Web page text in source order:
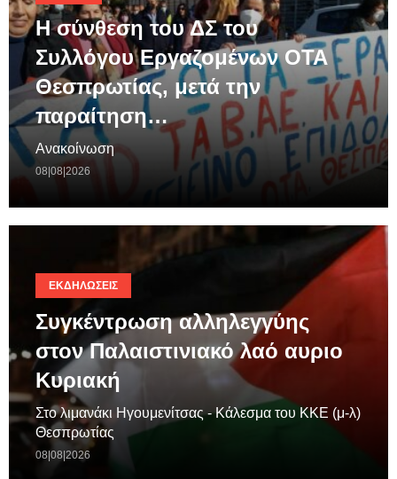
Η σύνθεση του ΔΣ του
Συλλόγου Εργαζομένων ΟΤΑ
Θεσπρωτίας, μετά την
παραίτηση…
Ανακοίνωση
08|08|2026
ΕΚΔΗΛΏΣΕΙΣ
Συγκέντρωση αλληλεγγύης
στον Παλαιστινιακό λαό αυριο
Κυριακή
Στο λιμανάκι Ηγουμενίτσας - Κάλεσμα του ΚΚΕ (μ-λ)
Θεσπρωτίας
08|08|2026